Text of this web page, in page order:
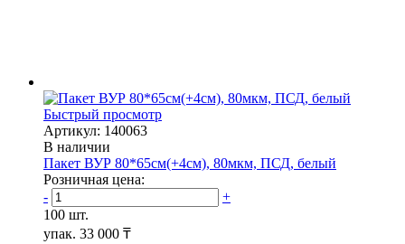
Быстрый просмотр
Артикул: 140063
В наличии
Пакет ВУР 80*65см(+4см), 80мкм, ПСД, белый
Розничная цена:
-
+
100 шт.
упак. 33 000 ₸